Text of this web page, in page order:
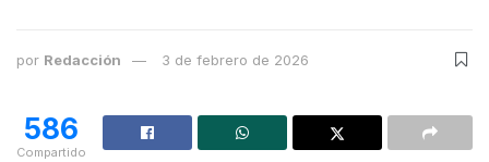
por Redacción 3 de febrero de 2026
586
Compartido